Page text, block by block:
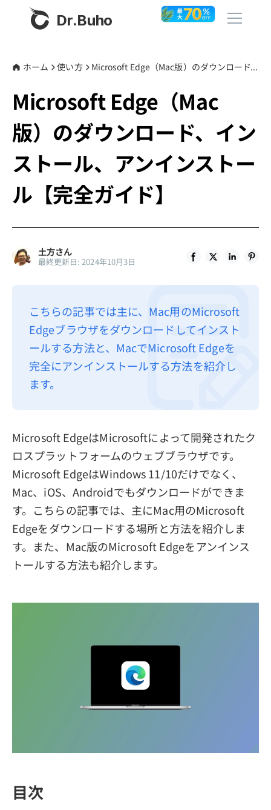
Dr.Buho
製品
BuhoCleaner
BuhoRepair
BuhoNTFS
ストア
Dr.Buhoについて
サポート
利用規約
返金について
ホーム 使い方 Microsoft Edge（Mac版）のダウンロード、インストール、アンインストール【完全ガイド】
Microsoft Edge（Mac
版）のダウンロード、イン
ストール、アンインストー
ル【完全ガイド】
土方さん
最終更新日: 2024年10月3日
こちらの記事では主に、Mac用のMicrosoft
Edgeブラウザをダウンロードしてインスト
ールする方法と、MacでMicrosoft Edgeを
完全にアンインストールする方法を紹介し
ます。
Microsoft EdgeはMicrosoftによって開発されたク
ロスプラットフォームのウェブブラウザです。
Microsoft EdgeはWindows 11/10だけでなく、
Mac、iOS、Androidでもダウンロードができま
す。こちらの記事では、主にMac用のMicrosoft
Edgeをダウンロードする場所と方法を紹介しま
す。また、Mac版のMicrosoft Edgeをアンインス
トールする方法も紹介します。
目次